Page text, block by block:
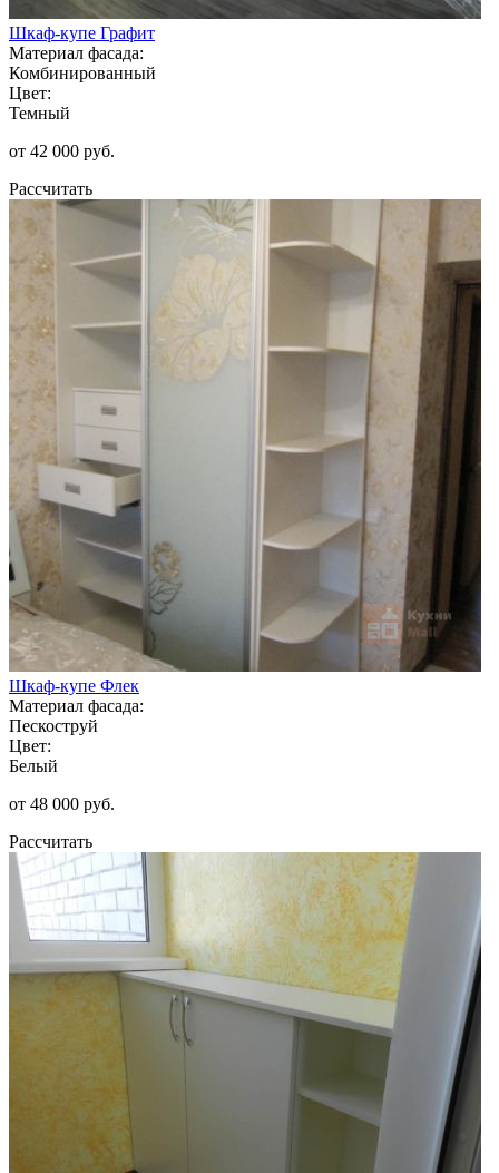
Шкаф-купе Графит
Материал фасада:
Комбинированный
Цвет:
Темный
от 42 000 руб.
Рассчитать
Шкаф-купе Флек
Материал фасада:
Пескоструй
Цвет:
Белый
от 48 000 руб.
Рассчитать